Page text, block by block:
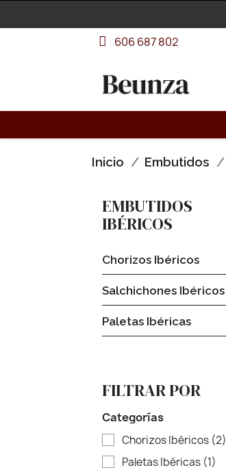
606 687 802
Inicio Embutidos
EMBUTIDOS
IBÉRICOS
Chorizos Ibéricos
Salchichones Ibéricos
Paletas Ibéricas
FILTRAR POR
Categorías
Chorizos Ibéricos (2)
Paletas Ibéricas (1)